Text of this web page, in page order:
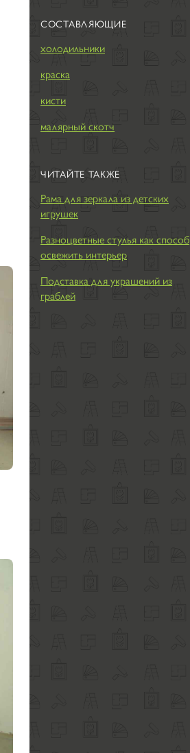
СОСТАВЛЯЮЩИЕ
холодильники
краска
кисти
малярный скотч
ЧИТАЙТЕ ТАКЖЕ
Рама для зеркала из детских
игрушек
Разноцветные стулья как способ
освежить интерьер
Подставка для украшений из
граблей